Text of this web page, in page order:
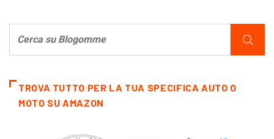
TROVA TUTTO PER LA TUA SPECIFICA AUTO O
MOTO SU AMAZON